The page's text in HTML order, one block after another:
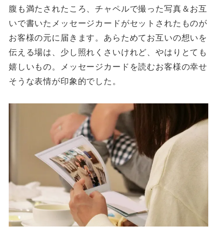
腹も満たされたころ、チャペルで撮った写真＆お互
いで書いたメッセージカードがセットされたものが
お客様の元に届きます。あらためてお互いの想いを
伝える場は、少し照れくさいけれど、やはりとても
嬉しいもの。メッセージカードを読むお客様の幸せ
そうな表情が印象的でした。